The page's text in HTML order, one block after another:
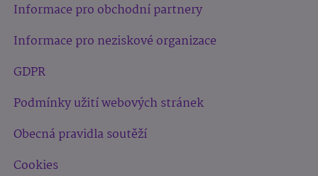
Informace pro obchodní partnery
Informace pro neziskové organizace
GDPR
Podmínky užití webových stránek
Obecná pravidla soutěží
Cookies